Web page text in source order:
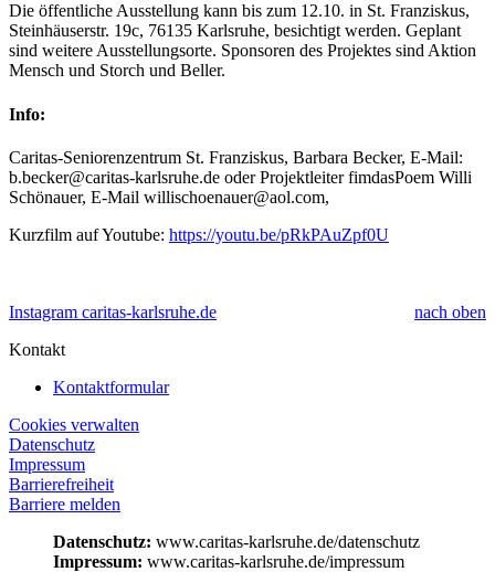
Die öffentliche Ausstellung kann bis zum 12.10. in St. Franziskus,
Steinhäuserstr. 19c, 76135 Karlsruhe, besichtigt werden. Geplant
sind weitere Ausstellungsorte. Sponsoren des Projektes sind Aktion
Mensch und Storch und Beller.
Info:
Caritas-Seniorenzentrum St. Franziskus, Barbara Becker, E-Mail:
b.becker@caritas-karlsruhe.de oder Projektleiter fimdasPoem Willi
Schönauer, E-Mail willischoenauer@aol.com,
Kurzfilm auf Youtube: https://youtu.be/pRkPAuZpf0U
Instagram caritas-karlsruhe.de
nach oben
Kontakt
Kontaktformular
Cookies verwalten
Datenschutz
Impressum
Barrierefreiheit
Barriere melden
Datenschutz: www.caritas-karlsruhe.de/datenschutz
Impressum: www.caritas-karlsruhe.de/impressum